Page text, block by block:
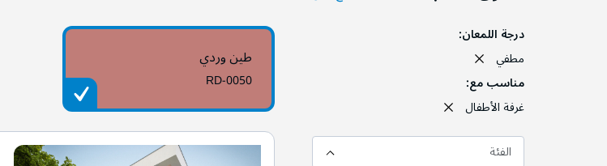
طين وردي
RD-0050
درجة اللمعان
مطفي
مناسب مع
غرفة الأطفال
الفئة